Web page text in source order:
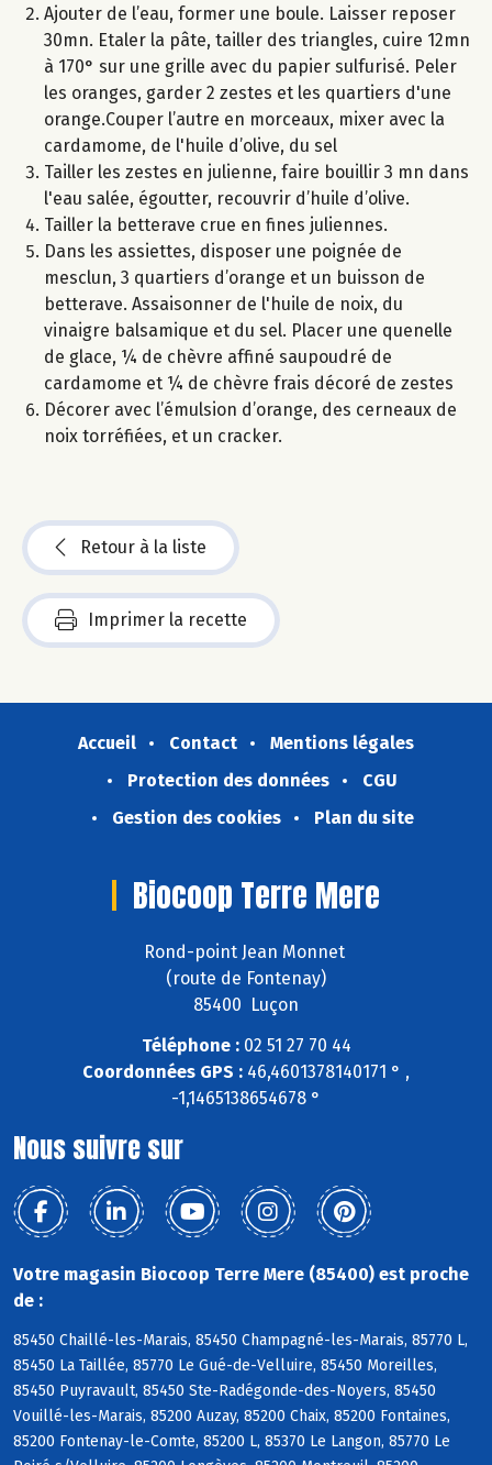
Ajouter de l’eau, former une boule. Laisser reposer
30mn. Etaler la pâte, tailler des triangles, cuire 12mn
à 170° sur une grille avec du papier sulfurisé. Peler
les oranges, garder 2 zestes et les quartiers d'une
orange.Couper l’autre en morceaux, mixer avec la
cardamome, de l'huile d’olive, du sel
Tailler les zestes en julienne, faire bouillir 3 mn dans
l'eau salée, égoutter, recouvrir d’huile d’olive.
Tailler la betterave crue en fines juliennes.
Dans les assiettes, disposer une poignée de
mesclun, 3 quartiers d’orange et un buisson de
betterave. Assaisonner de l'huile de noix, du
vinaigre balsamique et du sel. Placer une quenelle
de glace, ¼ de chèvre affiné saupoudré de
cardamome et ¼ de chèvre frais décoré de zestes
Décorer avec l’émulsion d’orange, des cerneaux de
noix torréfiées, et un cracker.
Retour à la liste
Imprimer la recette
Accueil Contact
Mentions légales
Protection des données
CGU
Gestion des cookies
Plan du site
Biocoop Terre Mere
Rond-point Jean Monnet
(route de Fontenay)
85400 Luçon
Téléphone :02 51 27 70 44
Coordonnées GPS : 46,4601378140171 ° ,
-1,1465138654678 °
Nous suivre sur
Votre magasin Biocoop Terre Mere (85400) est proche
de :
85450 Chaillé-les-Marais, 85450 Champagné-les-Marais, 85770 L,
85450 La Taillée, 85770 Le Gué-de-Velluire, 85450 Moreilles,
85450 Puyravault, 85450 Ste-Radégonde-des-Noyers, 85450
Vouillé-les-Marais, 85200 Auzay, 85200 Chaix, 85200 Fontaines,
85200 Fontenay-le-Comte, 85200 L, 85370 Le Langon, 85770 Le